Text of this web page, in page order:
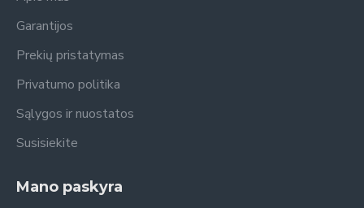
Garantijos
Prekių pristatymas
Privatumo politika
Sąlygos ir nuostatos
Susisiekite
Mano paskyra